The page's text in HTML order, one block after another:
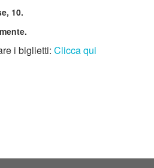
10.
i biglietti: Clicca qui